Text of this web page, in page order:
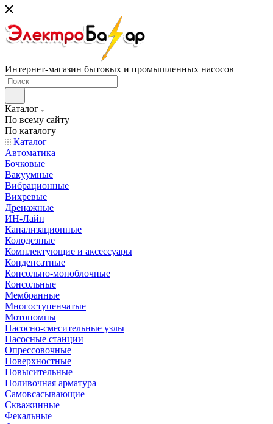
Интернет-магазин бытовых и промышленных насосов
Каталог
По всему сайту
По каталогу
Каталог
Автоматика
Бочковые
Вакуумные
Вибрационные
Вихревые
Дренажные
ИН-Лайн
Канализационные
Колодезные
Комплектующие и аксессуары
Конденсатные
Консольно-моноблочные
Консольные
Мембранные
Многоступенчатые
Мотопомпы
Насосно-смесительные узлы
Насосные станции
Опрессовочные
Поверхностные
Повысительные
Поливочная арматура
Самовсасывающие
Скважинные
Фекальные